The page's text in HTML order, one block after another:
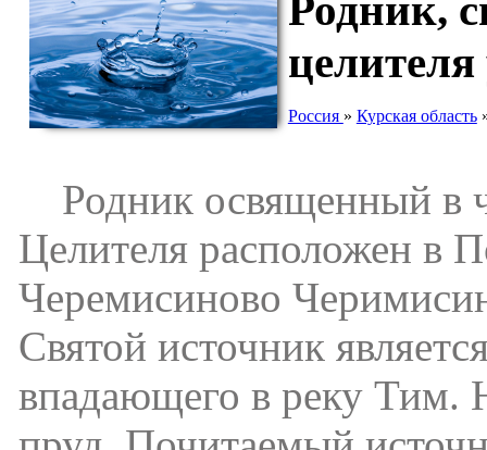
Россия » Курская область
Родник освященный в
Целителя расположен в
Черемисиново
Святой источник
впадающего в реку Тим.